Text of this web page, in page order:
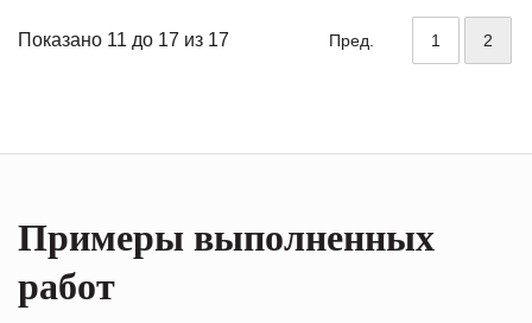
Показано 11 до 17 из 17 Пред. 1 2
Примеры выполненных
работ